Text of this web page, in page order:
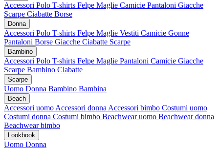
Accessori Polo T-shirts Felpe Maglie Camicie Pantaloni Giacche
Scarpe Ciabatte Borse
Donna
Accessori Polo T-shirts Felpe Maglie Vestiti Camicie Gonne
Pantaloni Borse Giacche Ciabatte Scarpe
Bambino
Accessori Polo T-shirts Felpe Maglie Pantaloni Camicie Giacche
Scarpe Bambino Ciabatte
Scarpe
Uomo Donna Bambino Bambina
Beach
Accessori uomo Accessori donna Accessori bimbo Costumi uomo
Costumi donna Costumi bimbo Beachwear uomo Beachwear donna
Beachwear bimbo
Lookbook
Uomo Donna